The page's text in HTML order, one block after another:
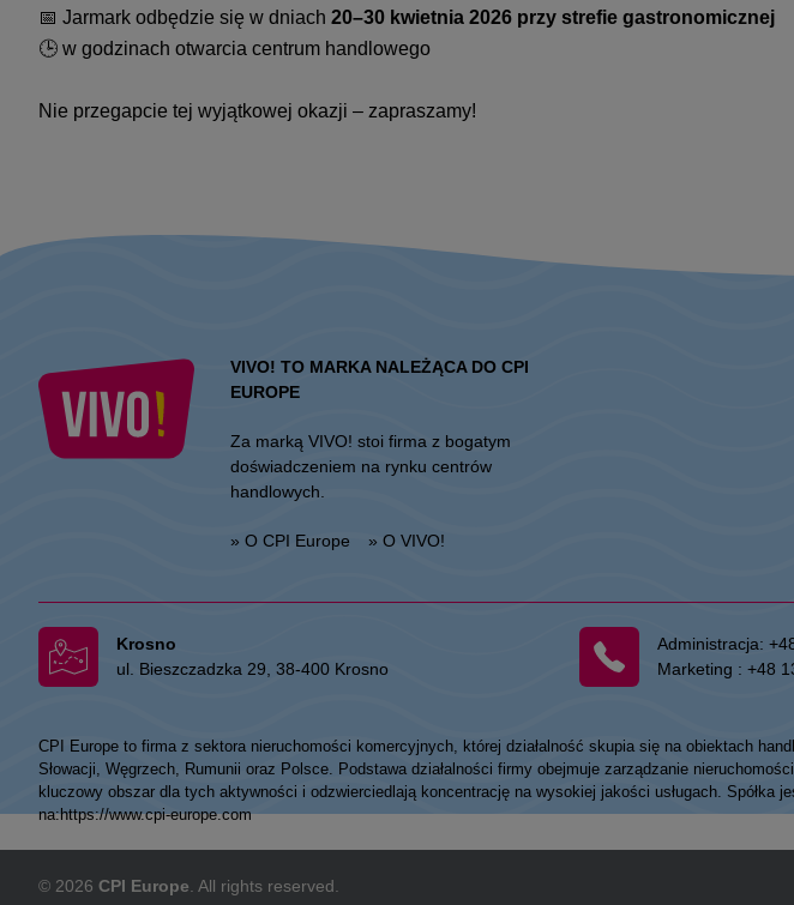
📅 Jarmark odbędzie się w dniach 20–30 kwietnia 2026 przy strefie gastronomicznej
🕒 w godzinach otwarcia centrum handlowego
Nie przegapcie tej wyjątkowej okazji – zapraszamy!
VIVO! TO MARKA NALEŻĄCA DO CPI
EUROPE
Za marką VIVO! stoi firma z bogatym
doświadczeniem na rynku centrów
handlowych.
» O CPI Europe » O VIVO!
Krosno
ul. Bieszczadzka 29, 38-400 Krosno
Administracja:
Marketing : +48
CPI Europe to firma z sektora nieruchomości komercyjnych, której działalność skupia się na obiektach
Słowacji, Węgrzech, Rumunii oraz Polsce. Podstawa działalności firmy obejmuje zarządzanie
kluczowy obszar dla tych aktywności i odzwierciedlają koncentrację na wysokiej jakości usługach.
na:https://www.cpi-europe.com
© 2026 CPI Europe . All rights reserved.